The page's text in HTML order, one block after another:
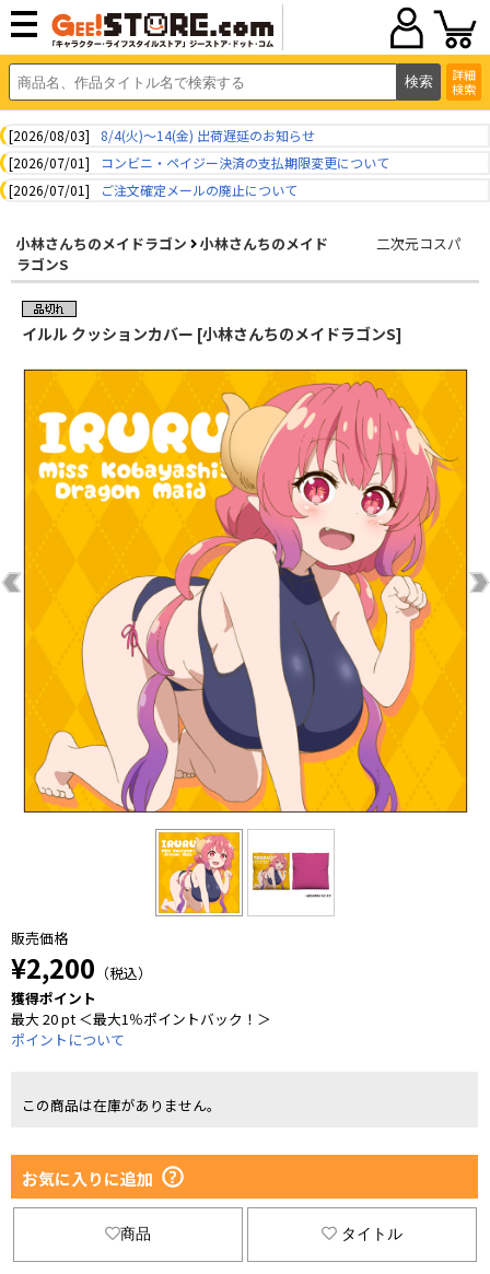
詳細
検索
[2026/08/03]
8/4(火)～14(金) 出荷遅延のお知らせ
[2026/07/01]
コンビニ・ペイジー決済の支払期限変更について
[2026/07/01]
ご注文確定メールの廃止について
小林さんちのメイドラゴン
小林さんちのメイド
ラゴンS
二次元コスパ
イルル クッションカバー [小林さんちのメイドラゴンS]
販売価格
¥2,200 （税込）
獲得ポイント
最大 20 pt ＜最大1％ポイントバック！＞
ポイントについて
この商品は在庫がありません。
お気に入りに追加
商品 タイトル